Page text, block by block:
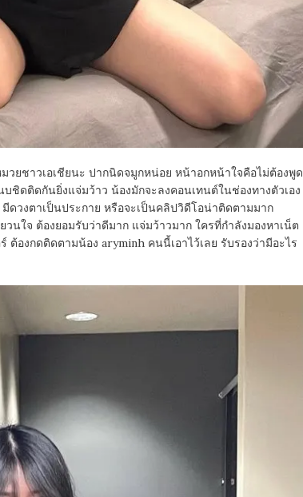
วยชาวเอเชียนะ ปากนิดจมูกหน่อย หน้าอกหน้าใจคือไม่ต้องพูด
ชิดติดกันยิ่งแจ่มว้าว น้องมักจะลงคอนเทนต์ในช่องทางตัวเอง
ดวงตาเป็นประกาย หรือจะเป็นคลิปวิดีโอน่าติดตามมาก
วนใจ ต้องยอมรับว่าดีมาก แจ่มว้าวมาก ใครที่กำลังมองหาเน็ต
องกดติดตามน้อง aryminh คนนี้เอาไว้เลย รับรองว่ามีอะไร